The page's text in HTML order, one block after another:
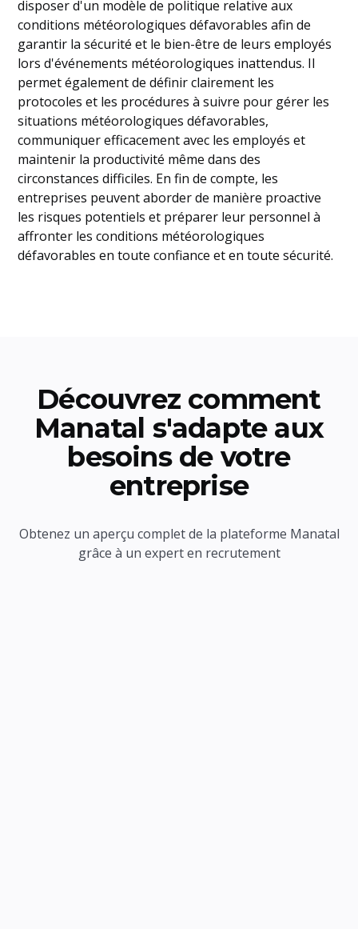
disposer d'un modèle de politique relative aux
conditions météorologiques défavorables afin de
garantir la sécurité et le bien-être de leurs employés
lors d'événements météorologiques inattendus. Il
permet également de définir clairement les
protocoles et les procédures à suivre pour gérer les
situations météorologiques défavorables,
communiquer efficacement avec les employés et
maintenir la productivité même dans des
circonstances difficiles. En fin de compte, les
entreprises peuvent aborder de manière proactive
les risques potentiels et préparer leur personnel à
affronter les conditions météorologiques
défavorables en toute confiance et en toute sécurité.
Découvrez comment
Manatal s'adapte aux
besoins de votre
entreprise
Obtenez un aperçu complet de la plateforme Manatal
grâce à un expert en recrutement